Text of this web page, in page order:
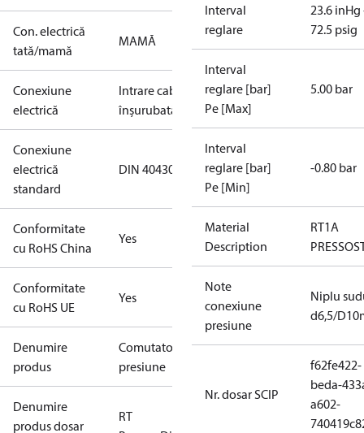
Con. electrică
tată/mamă
MAMĂ
Conexiune
electrică
Intrare cablu
înşurubată
Conexiune
electrică
standard
DIN 40430
Conformitate
cu RoHS China
Yes
Conformitate
cu RoHS UE
Yes
Denumire
produs
Comutator
presiune
Denumire
produs dosar
RT
Interval
reglare
23.6 inHg
72.5 psig
Interval
reglare [bar]
Pe [Max]
5.00 bar
Interval
reglare [bar]
Pe [Min]
-0.80 bar
Material
Description
RT1A
Note
conexiune
presiune
Niplu
d6,5/
Nr. dosar SCIP
f62fe422-
beda-
a602-